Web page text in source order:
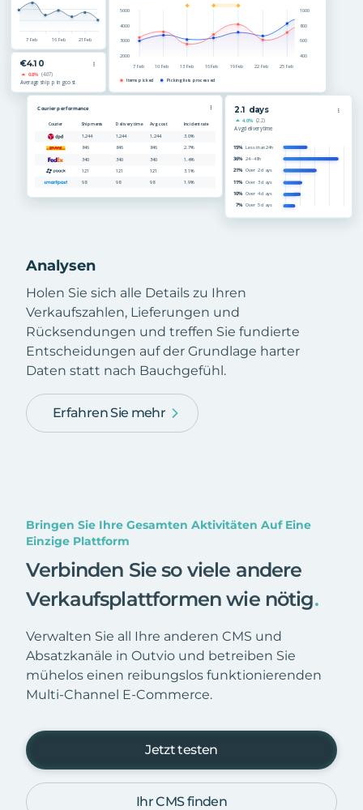
Analysen
Holen Sie sich alle Details zu Ihren
Verkaufszahlen, Lieferungen und
Rücksendungen und treffen Sie fundierte
Entscheidungen auf der Grundlage harter
Daten statt nach Bauchgefühl.
Erfahren Sie mehr
Bringen Sie Ihre Gesamten Aktivitäten Auf Eine
Einzige Plattform
Verbinden Sie so viele andere
Verkaufsplattformen wie nötig.
Verwalten Sie all Ihre anderen CMS und
Absatzkanäle in Outvio und betreiben Sie
mühelos einen reibungslos funktionierenden
Multi-Channel E-Commerce.
Jetzt testen
Ihr CMS finden